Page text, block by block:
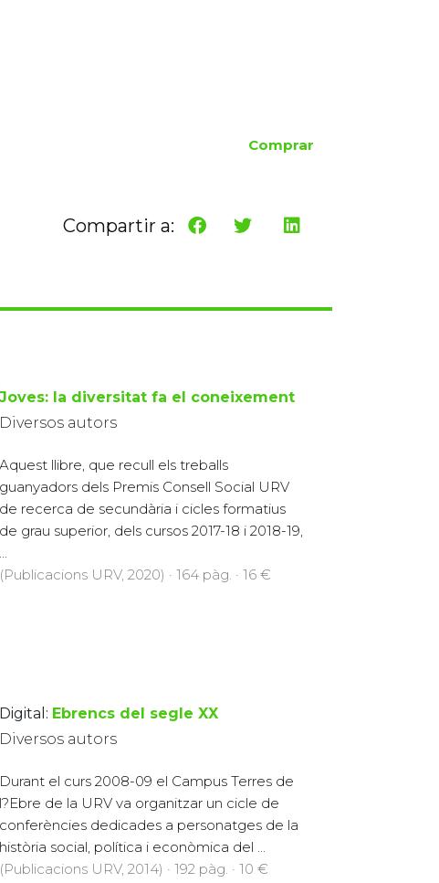
Comprar
Compartir a:
Joves: la diversitat fa el coneixement
Diversos autors
Aquest llibre, que recull els treballs
guanyadors dels Premis Consell Social URV
de recerca de secundària i cicles formatius
de grau superior, dels cursos 2017-18 i 2018-19,
...
(Publicacions URV, 2020) · 164 pàg. · 16 €
Digital: Ebrencs del segle XX
Diversos autors
Durant el curs 2008-09 el Campus Terres de
l?Ebre de la URV va organitzar un cicle de
conferències dedicades a personatges de la
història social, política i econòmica del ...
(Publicacions URV, 2014) · 192 pàg. · 10 €